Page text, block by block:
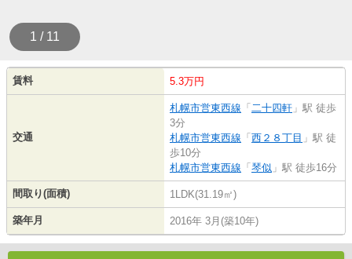
1 / 11
賃料 5.3万円
交通
札幌市営東西線 「 二十四軒 」駅 徒歩
3分
札幌市営東西線 「西２８丁目 」駅 徒
歩10分
札幌市営東西線 「琴似 」駅 徒歩16分
間取り(面積) 1LDK(31.19㎡)
築年月 2016年 3月(築10年)